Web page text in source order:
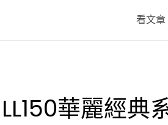
看文章
華麗經典